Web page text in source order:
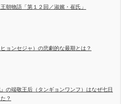
朝物語「第１２回／淑嬪・崔氏」
ョンセジャ）の悲劇的な最期とは？
』の端敬王后（タンギョンワンフ）はなぜ七日
？